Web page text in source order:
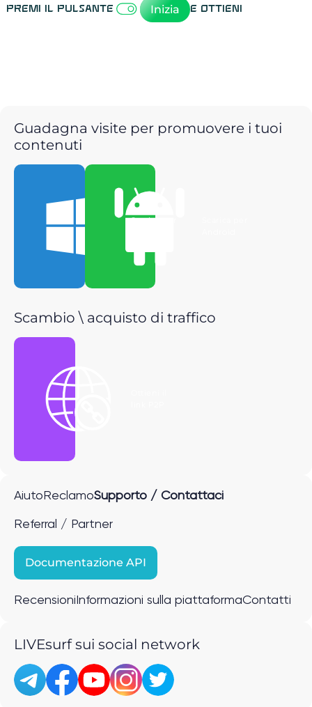
Premi il pulsante Inizia e ottieni
Guadagna visite per promuovere i tuoi
contenuti
Scarica per
Scambio \ acquisto di traffico
Aiuto ReclamoSupporto / Contattaci
Referral / Partner
Documentazione API
Recensioni Informazioni sulla piattaformaContatti
LIVEsurf sui social network